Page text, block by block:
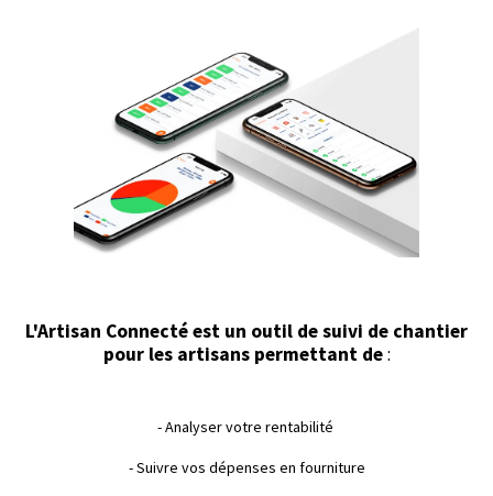
L'Artisan Connecté est un outil de suivi de chantier
pour les artisans permettant de:
- Analyser votre rentabilité
- Suivre vos dépenses en fourniture